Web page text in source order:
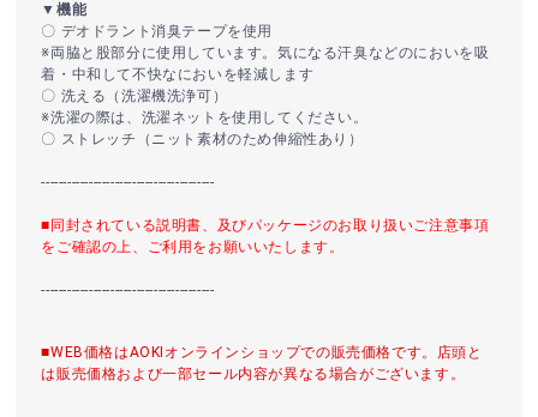
▼機能
〇 デオドラント消臭テープを使用
※両脇と股部分に使用しています。気になる汗臭などのにおいを吸
着・中和して不快なにおいを軽減します
〇 洗える（洗濯機洗浄可）
※洗濯の際は、洗濯ネットを使用してください。
〇 ストレッチ（ニット素材のため伸縮性あり）
----------------------------------------
■同封されている説明書、及びパッケージのお取り扱いご注意事項
をご確認の上、ご利用をお願いいたします。
----------------------------------------
■WEB価格はAOKIオンラインショップでの販売価格です。店頭と
は販売価格および一部セール内容が異なる場合がございます。